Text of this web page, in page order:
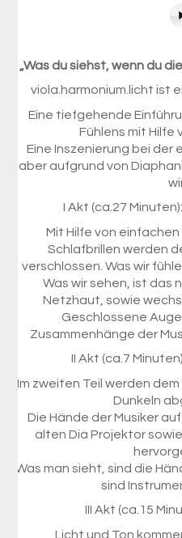
„Was du siehst, wenn du
viola.harmonium.licht ist
Eine tiefgehende
Fühlens mit Hilfe
Eine Inszenierung bei der
aber aufgrund von
I Akt (ca.27
Mit Hilfe von
Schlafbrillen werden
verschlossen. Was wir
Was wir sehen, ist das
Netzhaut, sowie
Geschlossene
Zusammenhänge der
II Akt (ca.7
Im zweiten Teil werden
Dunkeln
Die Hände der Musiker
alten Dia Projektor
Was man sieht, sind die
sind
III Akt (ca.15
Licht und Ton